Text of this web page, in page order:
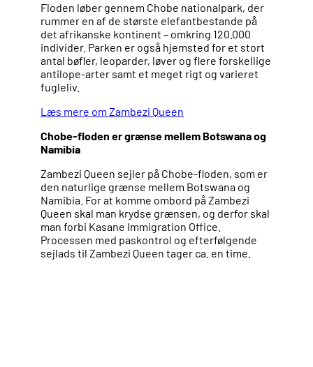
Floden løber gennem Chobe nationalpark, der
rummer en af de største elefantbestande på
det afrikanske kontinent – omkring 120.000
individer. Parken er også hjemsted for et stort
antal bøfler, leoparder, løver og flere forskellige
antilope-arter samt et meget rigt og varieret
fugleliv.
Læs mere om Zambezi Queen
Chobe-floden er grænse mellem Botswana og
Namibia
Zambezi Queen sejler på Chobe-floden, som er
den naturlige grænse mellem Botswana og
Namibia. For at komme ombord på Zambezi
Queen skal man krydse grænsen, og derfor skal
man forbi Kasane Immigration Office.
Processen med paskontrol og efterfølgende
sejlads til Zambezi Queen tager ca. en time.